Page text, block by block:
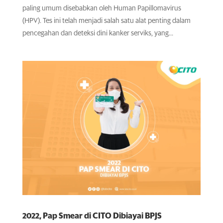
paling umum disebabkan oleh Human Papillomavirus
(HPV). Tes ini telah menjadi salah satu alat penting dalam
pencegahan dan deteksi dini kanker serviks, yang...
2022, Pap Smear di CITO Dibiayai BPJS